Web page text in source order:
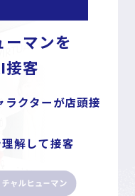
ーマンを
接客
ラクターが店頭接
解して接客